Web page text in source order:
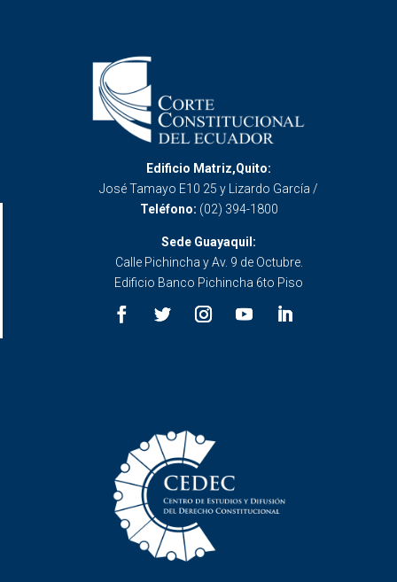
Edificio Matriz,Quito:
José Tamayo E10 25 y Lizardo García /
Teléfono: (02) 394-1800
Sede Guayaquil:
Calle Pichincha y Av. 9 de Octubre.
Edificio Banco Pichincha 6to Piso